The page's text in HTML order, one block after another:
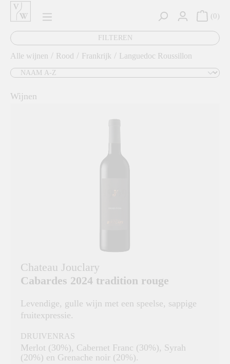
0
FILTEREN
Alle wijnen / Rood / Frankrijk / Languedoc Roussillon
Wijnen
Chateau Jouclary
Cabardes 2024 tradition rouge
Levendige, gulle wijn met een speelse, sappige
fruitexpressie.
DRUIVENRAS
Merlot (30%), Cabernet Franc (30%), Syrah
(20%) en Grenache noir (20%).